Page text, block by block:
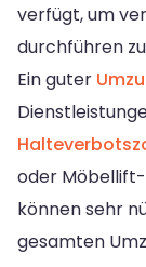
verfügt, um
durchführen
Ein guter
oder Möbellift-
können sehr
gesamten